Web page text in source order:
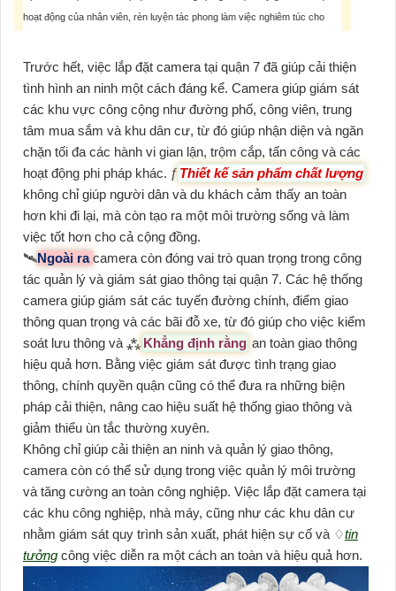
hoạt động của nhân viên, rèn luyện tác phong làm việc nghiêm túc cho
quan sát để bảo vệ tài sản như xe cộ của khách hàng.
5,554,000 VNĐ
Trước hết, việc lắp đặt camera tại quận 7 đã giúp cải thiện
tình hình an ninh một cách đáng kể. Camera giúp giám sát
các khu vực công cộng như đường phố, công viên, trung
tâm mua sắm và khu dân cư, từ đó giúp nhận diện và ngăn
chặn tối đa các hành vi gian lận, trộm cắp, tấn công và các
hoạt động phi pháp khác. ƒ Thiết kế sản phẩm chất lượng
không chỉ giúp người dân và du khách cảm thấy an toàn
hơn khi đi lại, mà còn tạo ra một môi trường sống và làm
việc tốt hơn cho cả cộng đồng.
🛰Ngoài racamera còn đóng vai trò quan trọng trong công
tác quản lý và giám sát giao thông tại quận 7. Các hệ thống
camera giúp giám sát các tuyến đường chính, điểm giao
thông quan trọng và các bãi đỗ xe, từ đó giúp cho việc kiểm
soát lưu thông và ⁂Khẳng định rằng an toàn giao thông
hiệu quả hơn. Bằng việc giám sát được tình trạng giao
thông, chính quyền quận cũng có thể đưa ra những biện
pháp cải thiện, nâng cao hiệu suất hệ thống giao thông và
giảm thiểu ùn tắc thường xuyên.
Không chỉ giúp cải thiện an ninh và quản lý giao thông,
camera còn có thể sử dụng trong việc quản lý môi trường
và tăng cường an toàn công nghiệp. Việc lắp đặt camera tại
các khu công nghiệp, nhà máy, cũng như các khu dân cư
nhằm giám sát quy trình sản xuất, phát hiện sự cố và ♢tin
tưởng công việc diễn ra một cách an toàn và hiệu quả hơn.